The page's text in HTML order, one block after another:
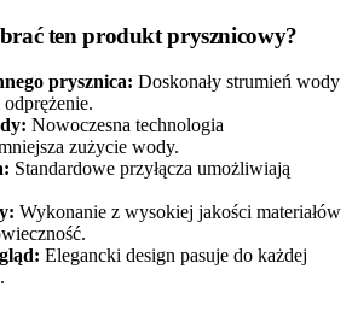
ten produkt prysznicowy?
prysznica: Doskonały strumień wody
Nowoczesna technologia
zużycie wody.
Standardowe przyłącza umożliwiają
Wykonanie z wysokiej jakości materiałów
Elegancki design pasuje do każdej